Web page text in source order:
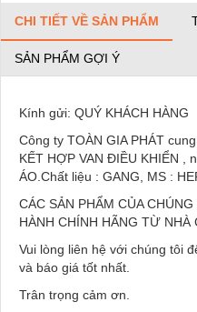
CHI TIẾT VỀ SẢN PHẨM
SẢN PHẨM GỢI Ý
Kính gửi: QUÝ KHÁCH HÀNG
Công ty TOÀN GIA PHÁT
KẾT HỢP VAN ĐIỀU KHIỂN ,
ÁO.Chất liệu : GANG, MS :
CÁC SẢN PHẨM CỦA
HÀNH CHÍNH HÃNG TỪ NHÀ
Vui lòng liên hệ với chúng tôi
và báo giá tốt nhất.
Trân trọng cảm ơn.